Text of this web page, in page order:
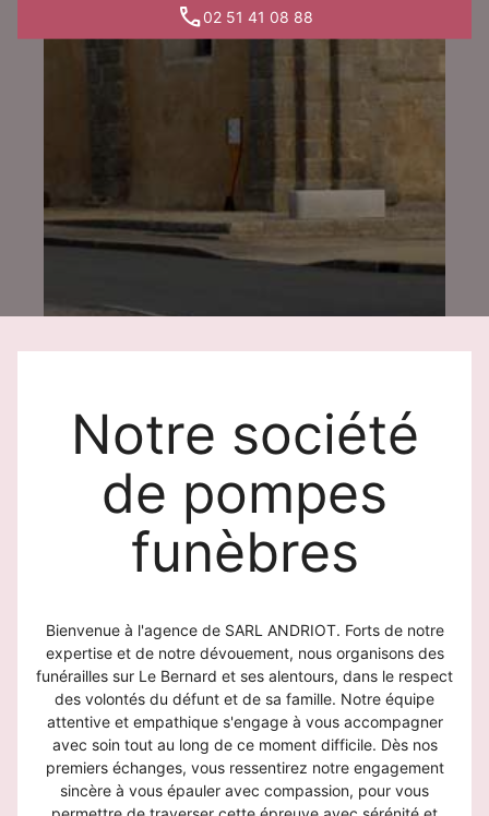
02 51 41 08 88
Notre société
de pompes
funèbres
Bienvenue à l'agence de SARL ANDRIOT. Forts de notre
expertise et de notre dévouement, nous organisons des
funérailles sur Le Bernard et ses alentours, dans le respect
des volontés du défunt et de sa famille. Notre équipe
attentive et empathique s'engage à vous accompagner
avec soin tout au long de ce moment difficile. Dès nos
premiers échanges, vous ressentirez notre engagement
sincère à vous épauler avec compassion, pour vous